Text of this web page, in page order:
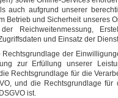
auch aufgrund unserer
Betrieb und Sicherheit unseres
Reichweitenmessung,
und Einsatz der
der
zur Erfüllung unserer
Rechtsgrundlage für die
und die Rechtsgrundlage
ist.